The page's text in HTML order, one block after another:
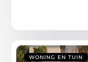
WONING EN TUIN